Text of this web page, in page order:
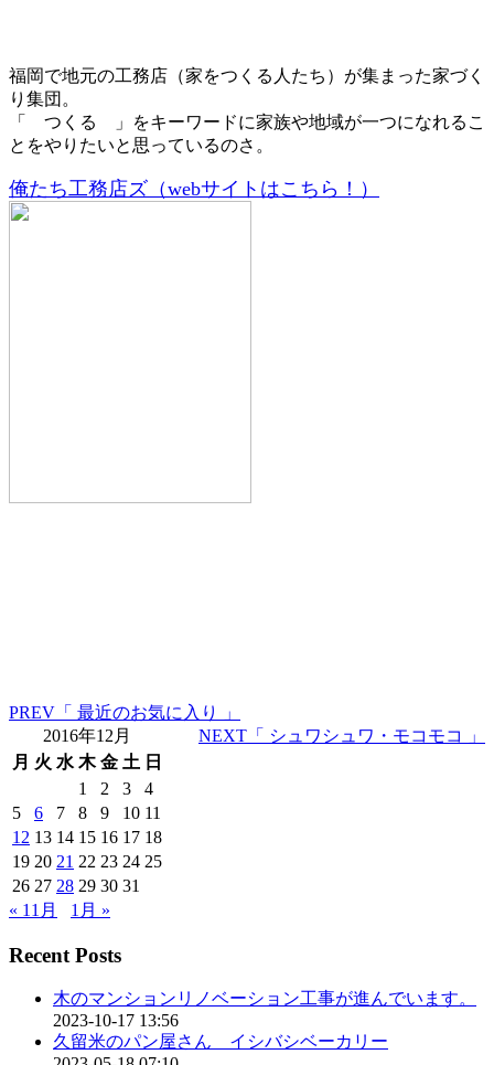
福岡で地元の工務店（家をつくる人たち）が集まった家づく
り集団。
「 つくる 」をキーワードに家族や地域が一つになれるこ
とをやりたいと思っているのさ。
俺たち工務店ズ（webサイトはこちら！）
PREV 「 最近のお気に入り 」
NEXT 「 シュワシュワ・モコモコ 」
2016年12月
月 火 水 木 金 土 日
1
2 3
4
5
6 7 8 9 10 11
12 13 14 15 16 17 18
19 20 21 22 23 24 25
26 27 28 29 30 31
« 11月
1月 »
Recent Posts
木のマンションリノベーション工事が進んでいます。
2023-10-17 13:56
久留米のパン屋さん イシバシベーカリー